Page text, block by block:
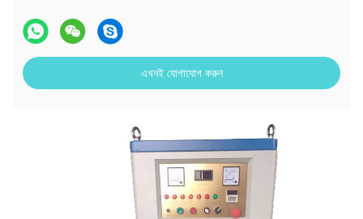
এখনই যোগাযোগ করুন